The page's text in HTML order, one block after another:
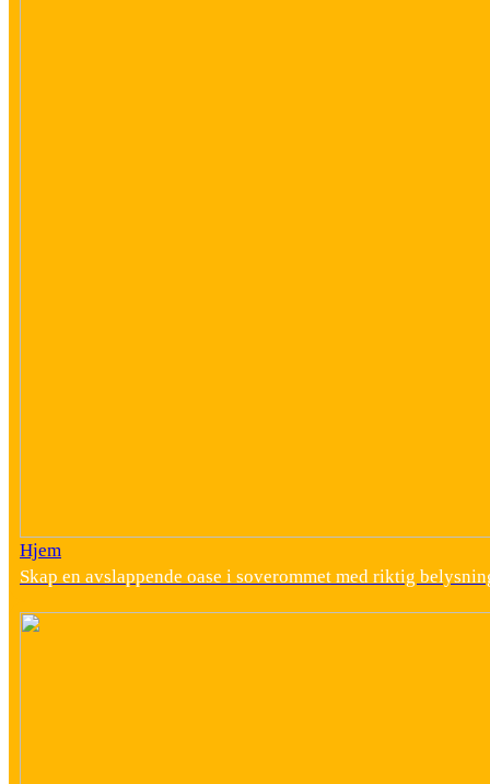
Hjem
Skap en avslappende oase i soverommet med riktig